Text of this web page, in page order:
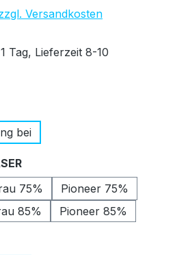
Versandkosten
Tag, Lieferzeit 8-10
bei
auswählen
75%
Pioneer 75%
85% Pioneer 85%